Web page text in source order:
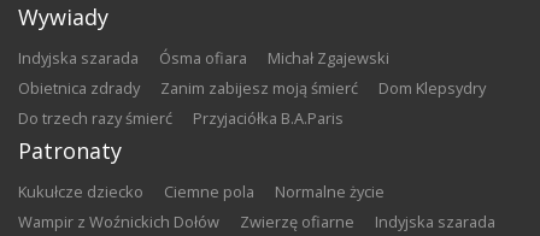
Wywiady
Indyjska szarada Ósma ofiara
Michał Zgajewski
Obietnica zdrady
Zanim zabijesz moją śmierć
Dom Klepsydry
Do trzech razy śmierć
Przyjaciółka B.A.Paris
Patronaty
Kukułcze dziecko Ciemne pola
Normalne życie
Wampir z Woźnickich Dołów
Zwierzę ofiarne Indyjska szarada